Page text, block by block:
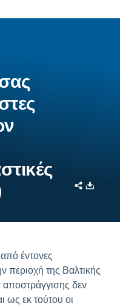
Share
έντονες
περιοχή της Βαλτικής
δεν
ως εκ τούτου οι